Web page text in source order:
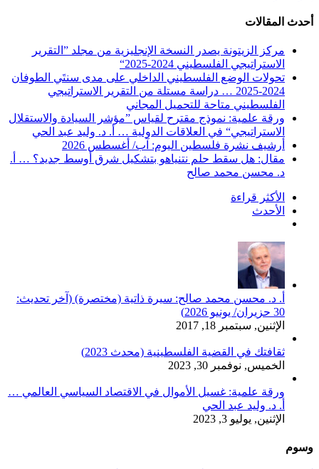
أحدث المقالات
مركز الزيتونة يصدر النسخة الإنجليزية من مجلد ”التقرير
الاستراتيجي الفلسطيني 2024-2025“
تحولات الوضع الفلسطيني الداخلي على مدى سنتَي الطوفان
2024-2025 … دراسة مستلة من التقرير الاستراتيجي
الفلسطيني متاحة للتحميل المجاني
ورقة علمية: نموذج مقترح لقياس ”مؤشر السيادة والاستقلال
الاستراتيجي“ في العلاقات الدولية … أ. د. وليد عبد الحي
أرشيف نشرة فلسطين اليوم: آب/ أغسطس 2026
مقال: هل سقط حلم نتنياهو بتشكيل شرق أوسط جديد؟ … أ.
د. محسن محمد صالح
الأكثر قراءة
الأحدث
أ. د. محسن محمد صالح: سيرة ذاتية (مختصرة) (آخر تحديث:
30 حزيران/ يونيو 2026)
الإثنين, سبتمبر 18, 2017
ثقافتك في القضية الفلسطينية (محدث 2023)
الخميس, نوفمبر 30, 2023
ورقة علمية: غسيل الأموال في الاقتصاد السياسي العالمي …
أ. د. وليد عبد الحي
الإثنين, يوليو 3, 2023
وسوم